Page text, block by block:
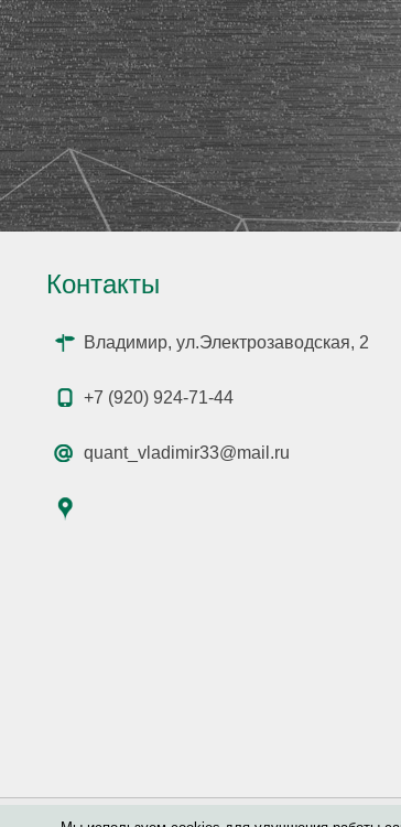
Контакты
Владимир, ул.Электрозаводская, 2
+7 (920) 924-71-44
quant_vladimir33@mail.ru